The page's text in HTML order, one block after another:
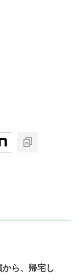
ら、帰宅し